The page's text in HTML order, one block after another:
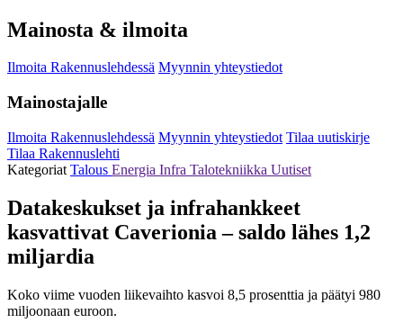
Mainosta & ilmoita
Ilmoita Rakennuslehdessä Myynnin yhteystiedot
Mainostajalle
Ilmoita Rakennuslehdessä Myynnin yhteystiedot Tilaa uutiskirje
Tilaa Rakennuslehti
Kategoriat Talous Energia Infra Talotekniikka Uutiset
Datakeskukset ja infrahankkeet
kasvattivat Caverionia – saldo lähes 1,2
miljardia
Koko viime vuoden liikevaihto kasvoi 8,5 prosenttia ja päätyi 980
miljoonaan euroon.